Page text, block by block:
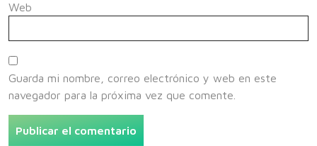
Web
Guarda mi nombre, correo electrónico y web en este
navegador para la próxima vez que comente.